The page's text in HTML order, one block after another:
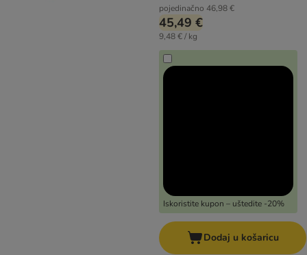
pojedinačno 46,98 €
45,49 €
9,48 € / kg
Iskoristite kupon – uštedite -20%
Dodaj u košaricu